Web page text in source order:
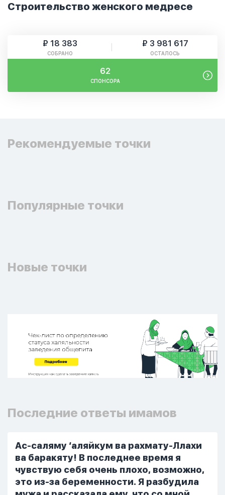
Строительство женского медресе
₽ 18 383
СОБРАНО
₽ 3 981 617
ОСТАЛОСЬ
62
СПОНСОРА
Рекомендуемые точки
Популярные точки
Новые точки
Последние ответы имамов
Ас-саляму ‘аляйкум ва рахмату-Ллахи
ва баракяту! В последнее время я
чувствую себя очень плохо, возможно,
это из-за беременности. Я разбудила